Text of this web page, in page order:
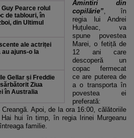
Pearce rolul
de tablouri, în
din Ultimul
ale actriței
ajuns-o la
Gellar și Freddie
Ziua
în Australia
Amintiri din
copilărie”, în
regia lui Andrei
Huțuleac, va
spune povestea
Marei, o fetiță de
12 ani care
descoperă un
copac fermecat
ce are puterea de
a o transporta în
povestea ei
preferată:
Apoi, de la ora 16:00, călătoriile
hui în timp, în regia Irinei Murgeanu
familie.